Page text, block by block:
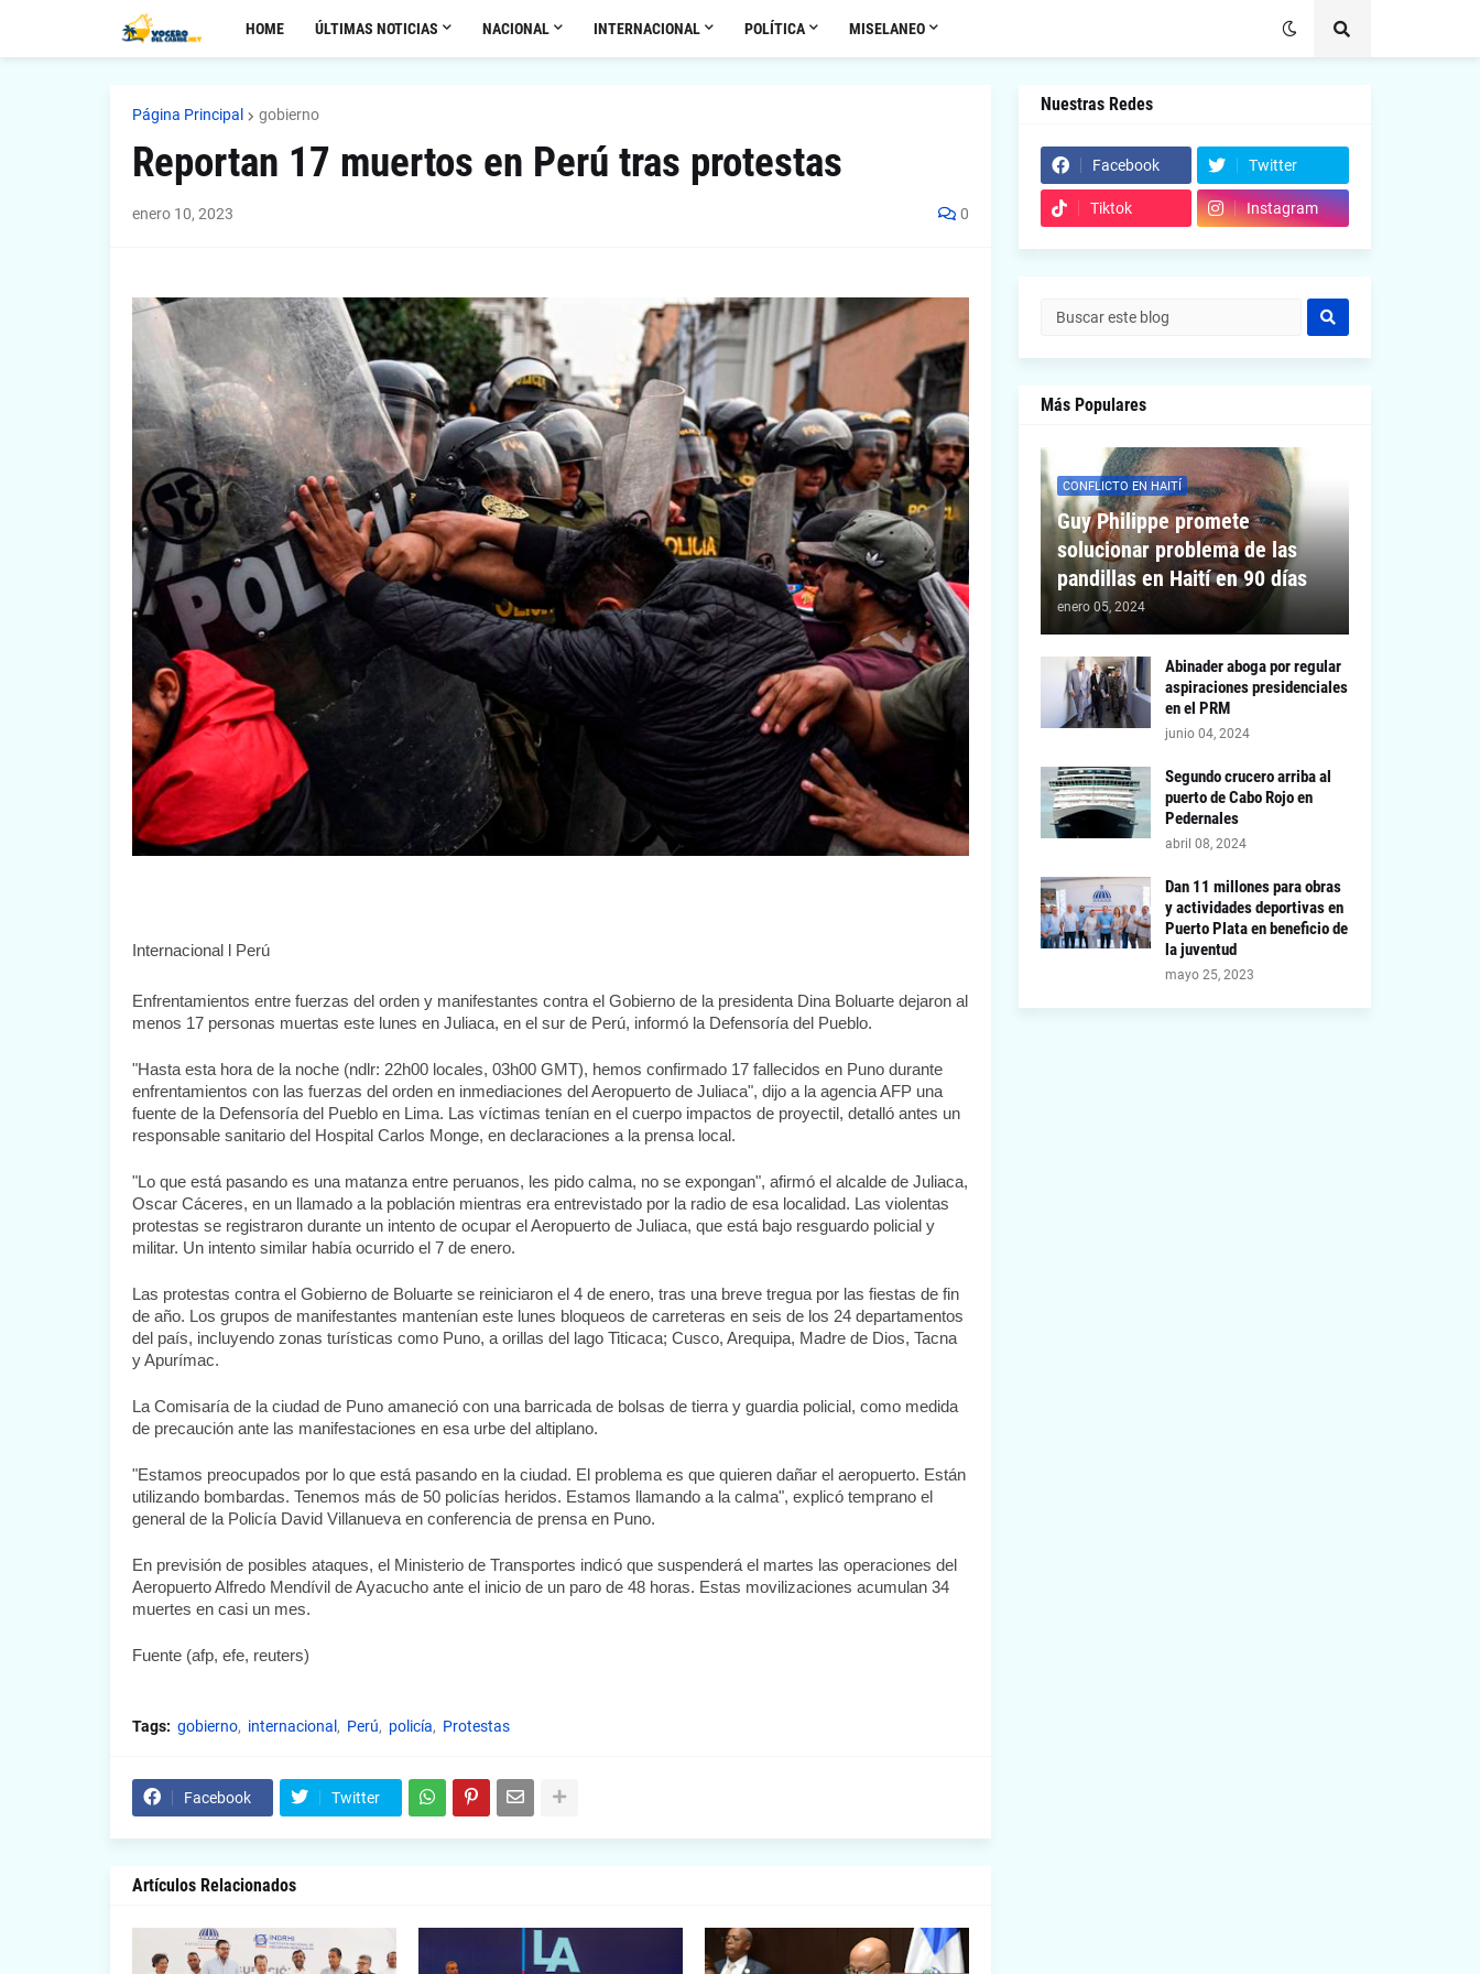
HOME ÚLTIMAS NOTICIAS NACIONAL INTERNACIONAL POLÍTICA MISELANEO
Página Principal gobierno
Reportan 17 muertos en Perú tras protestas
enero 10, 2023 0
Internacional l Perú
Enfrentamientos entre fuerzas del orden y manifestantes contra el Gobierno de la presidenta Dina Boluarte dejaron al
menos 17 personas muertas este lunes en Juliaca, en el sur de Perú, informó la Defensoría del Pueblo.
"Hasta esta hora de la noche (ndlr: 22h00 locales, 03h00 GMT), hemos confirmado 17 fallecidos en Puno durante
enfrentamientos con las fuerzas del orden en inmediaciones del Aeropuerto de Juliaca", dijo a la agencia AFP una
fuente de la Defensoría del Pueblo en Lima. Las víctimas tenían en el cuerpo impactos de proyectil, detalló antes un
responsable sanitario del Hospital Carlos Monge, en declaraciones a la prensa local.
"Lo que está pasando es una matanza entre peruanos, les pido calma, no se expongan", afirmó el alcalde de Juliaca,
Oscar Cáceres, en un llamado a la población mientras era entrevistado por la radio de esa localidad. Las violentas
protestas se registraron durante un intento de ocupar el Aeropuerto de Juliaca, que está bajo resguardo policial y
militar. Un intento similar había ocurrido el 7 de enero.
Las protestas contra el Gobierno de Boluarte se reiniciaron el 4 de enero, tras una breve tregua por las fiestas de fin
de año. Los grupos de manifestantes mantenían este lunes bloqueos de carreteras en seis de los 24 departamentos
del país, incluyendo zonas turísticas como Puno, a orillas del lago Titicaca; Cusco, Arequipa, Madre de Dios, Tacna
y Apurímac.
La Comisaría de la ciudad de Puno amaneció con una barricada de bolsas de tierra y guardia policial, como medida
de precaución ante las manifestaciones en esa urbe del altiplano.
"Estamos preocupados por lo que está pasando en la ciudad. El problema es que quieren dañar el aeropuerto. Están
utilizando bombardas. Tenemos más de 50 policías heridos. Estamos llamando a la calma", explicó temprano el
general de la Policía David Villanueva en conferencia de prensa en Puno.
En previsión de posibles ataques, el Ministerio de Transportes indicó que suspenderá el martes las operaciones del
Aeropuerto Alfredo Mendívil de Ayacucho ante el inicio de un paro de 48 horas. Estas movilizaciones acumulan 34
muertes en casi un mes.
Fuente (afp, efe, reuters)
Tags: gobierno internacional Perú policía Protestas
Facebook Twitter
Artículos Relacionados
Nuestras Redes
Facebook Twitter
Tiktok Instagram
Más Populares
CONFLICTO EN HAITÍ
Guy Philippe promete
solucionar problema de las
pandillas en Haití en 90 días
enero 05, 2024
Abinader aboga por regular
aspiraciones presidenciales
en el PRM
junio 04, 2024
Segundo crucero arriba al
puerto de Cabo Rojo en
Pedernales
abril 08, 2024
Dan 11 millones para obras
y actividades deportivas en
Puerto Plata en beneficio de
la juventud
mayo 25, 2023